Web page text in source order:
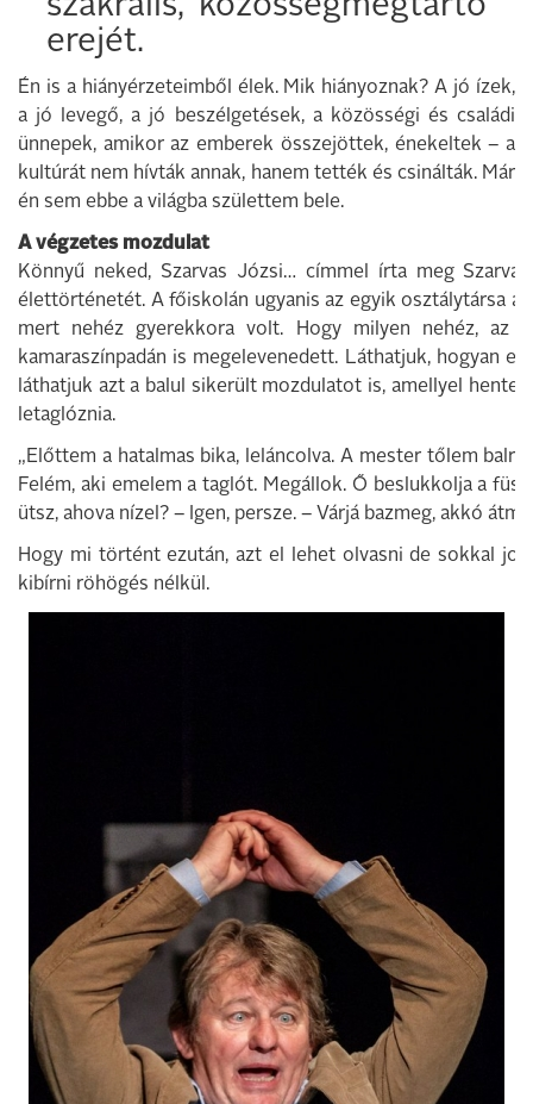
szakrális, közösségmegtartó
erejét.
Én is a hiányérzeteimből élek. Mik hiányoznak? A jó ízek,
a jó levegő, a jó beszélgetések, a közösségi és családi
ünnepek, amikor az emberek összejöttek, énekeltek – a
kultúrát nem hívták annak, hanem tették és csinálták. Már
én sem ebbe a világba születtem bele.
A végzetes mozdulat
Könnyű neked, Szarvas Józsi… címmel írta meg
élettörténetét. A főiskolán ugyanis az egyik osztálytársa
mert nehéz gyerekkora volt. Hogy milyen nehéz, az
kamaraszínpadán is megelevenedett. Láthatjuk, hogyan
láthatjuk azt a balul sikerült mozdulatot is, amellyel
letaglóznia.
„Előttem a hatalmas bika, leláncolva. A mester tőlem
Felém, aki emelem a taglót. Megállok. Ő beslukkolja a
ütsz, ahova nízel? – Igen, persze. – Várjá bazmeg, akkó
Hogy mi történt ezután, azt el lehet olvasni de sokkal
kibírni röhögés nélkül.